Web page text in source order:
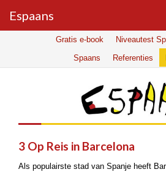
Espaans
Gratis e-book Niveautest
Spaans
Referenties
3 Op Reis in Barcelona
Als populairste stad van Spanje heeft